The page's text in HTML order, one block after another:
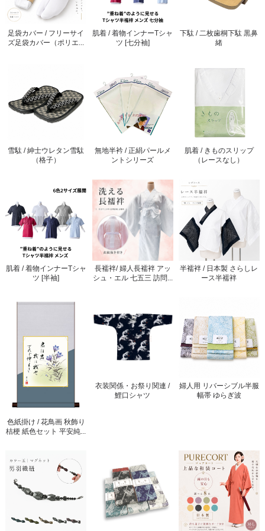
足袋カバー / フリーサイ
ズ足袋カバー（ポリエ...
肌着 / 着物インナーTシャ
ツ [七分袖]
下駄 / 二枚歯桐下駄 黒鼻
緒
雪駄 / 紳士ウレタン雪駄
（格子）
無地半衿 / 正絹パールメ
ントシリーズ
肌着 / きものスリップ
（レースなし）
肌着 / 着物インナーTシャ
ツ [半袖]
長襦袢/ 婦人長襦袢 アッ
シュ・エル 七五三 訪問...
半襦袢 / 日本製 さらしレ
ース半襦袢
色紙掛け / 花鳥画 秋飾り
桔梗 紙色セット 平安純...
衣装関係・お祭り関連 /
鯉口シャツ
婦人用 リバーシブル半服
幅帯 ゆらぎ波